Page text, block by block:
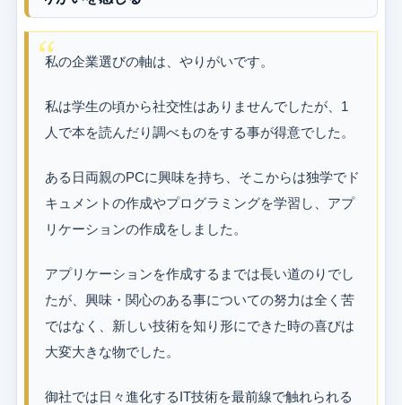
私の企業選びの軸は、やりがいです。
私は学生の頃から社交性はありませんでしたが、1
人で本を読んだり調べものをする事が得意でした。
ある日両親のPCに興味を持ち、そこからは独学でド
キュメントの作成やプログラミングを学習し、アプ
リケーションの作成をしました。
アプリケーションを作成するまでは長い道のりでし
たが、興味・関心のある事についての努力は全く苦
ではなく、新しい技術を知り形にできた時の喜びは
大変大きな物でした。
御社では日々進化するIT技術を最前線で触れられる